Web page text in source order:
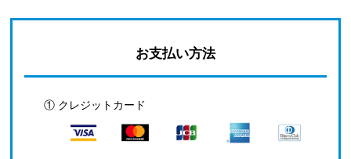
お支払い方法
① クレジットカード